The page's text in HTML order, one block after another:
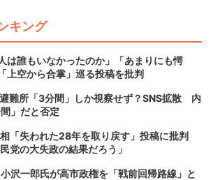
キング
は誰もいなかったのか」「あまりにも愕
空から合掌」巡る投稿を批判
難所「3分間」しか視察せず？SNS拡散 内
」だと否定
「失われた28年を取り戻す」投稿に批判
党の大失政の結果だろう」
沢一郎氏が高市政権を「戦前回帰路線」と